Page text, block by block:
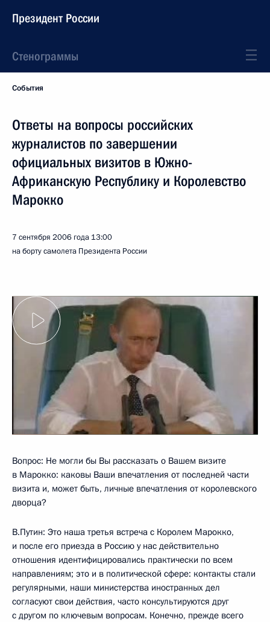
Президент России
Стенограммы
События
Ответы на вопросы российских
журналистов по завершении
официальных визитов в Южно-
Африканскую Республику и Королевство
Марокко
7 сентября 2006 года 13:00
на борту самолета Президента России
Вопрос: Не могли бы Вы рассказать о Вашем визите
в Марокко: каковы Ваши впечатления от последней части
визита и, может быть, личные впечатления от королевского
дворца?
В.Путин: Это наша третья встреча с Королем Марокко,
и после его приезда в Россию у нас действительно
отношения идентифицировались практически по всем
направлениям; это и в политической сфере: контакты стали
регулярными, наши министерства иностранных дел
согласуют свои действия, часто консультируются друг
с другом по ключевым вопросам. Конечно, прежде всего